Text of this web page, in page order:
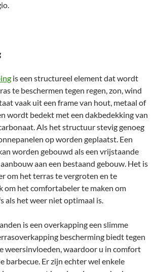
is een structureel element dat wordt
te beschermen tegen regen, zon, wind
vaak uit een frame van hout, metaal of
wordt bedekt met een dakbedekking van
Als het structuur stevig genoeg
op worden geplaatst. Een
worden gebouwd als een vrijstaande
aan een bestaand gebouw. Het is
om het terras te vergroten en te
om het comfortabeler te maken om
als het weer niet optimaal is.
is een overkapping een slimme
bescherming biedt tegen
weersinvloeden, waardoor u in comfort
barbecue. Er zijn echter wel enkele